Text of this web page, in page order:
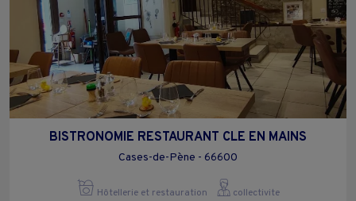
BISTRONOMIE RESTAURANT CLE EN MAINS
Cases-de-Pène - 66600
Hôtellerie et restauration collectivite